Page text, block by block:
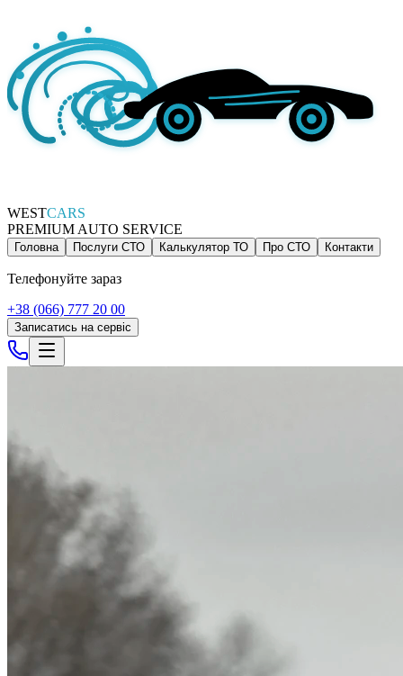
WESTCARS
PREMIUM AUTO SERVICE
Головна Послуги СТО Калькулятор ТО Про СТО Контакти
Телефонуйте зараз
+38 (066) 777 20 00
Записатись на сервіс